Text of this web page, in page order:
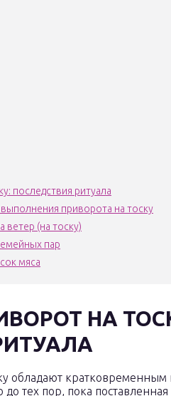
последствия ритуала
приворота на тоску
ветер (на тоску)
пар
мяса
НА
обладают кратковременным
тех пор, пока